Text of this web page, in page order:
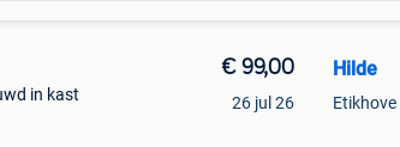
in kast
€ 99,00
26 jul 26
Hilde
Etikhove